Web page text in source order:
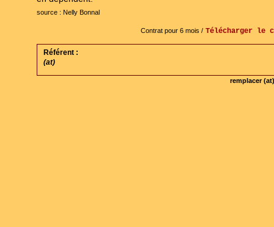
source : Nelly Bonnal
Contrat pour 6 mois / Télécharger le
Référent :
(at)
remplacer